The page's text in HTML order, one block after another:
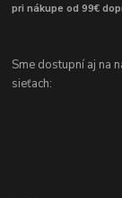
pri nákupe od 99€
Sme dostupní aj na
sieťach: